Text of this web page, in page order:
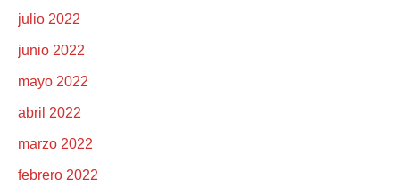
julio 2022
junio 2022
mayo 2022
abril 2022
marzo 2022
febrero 2022